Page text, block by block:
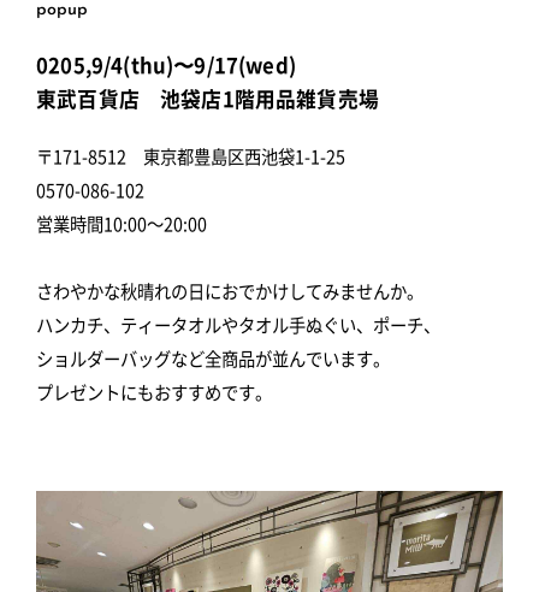
popup
0205,9/4(thu)〜9/17(wed)
東武百貨店 池袋店1階用品雑貨売場
〒171-8512 東京都豊島区西池袋1-1-25
0570-086-102
営業時間10:00～20:00
さわやかな秋晴れの日におでかけしてみませんか。
ハンカチ、ティータオルやタオル手ぬぐい、ポーチ、
ショルダーバッグなど全商品が並んでいます。
プレゼントにもおすすめです。